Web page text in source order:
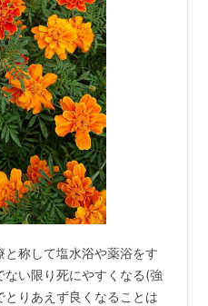
称して塩水浴や薬浴をす
い限り死にやすくなる(強
りあえず良くなることは